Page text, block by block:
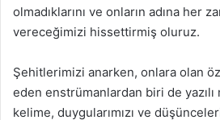
olmadıklarını ve onların adına her
vereceğimizi hissettirmiş oluruz.
Şehitlerimizi anarken, onlara olan
eden enstrümanlardan biri de yazılı
kelime, duygularımızı ve